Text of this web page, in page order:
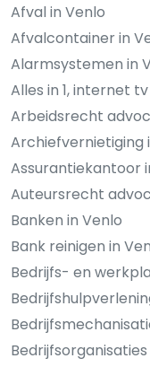
Afval in Venlo
Afvalcontainer in
Alarmsystemen in
Alles in 1, internet
Arbeidsrecht
Archiefvernietiging
Assurantiekantoor
Auteursrecht
Banken in Venlo
Bank reinigen in
Bedrijfs- en